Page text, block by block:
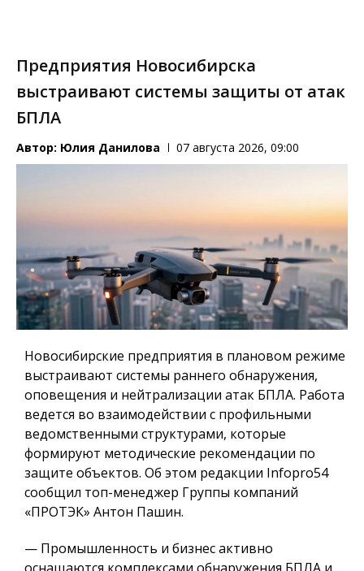
Предприятия Новосибирска
выстраивают системы защиты от атак
БПЛА
Автор: Юлия Данилова 07 августа 2026, 09:00
Новосибирские предприятия в плановом режиме
выстраивают системы раннего обнаружения,
оповещения и нейтрализации атак БПЛА. Работа
ведется во взаимодействии с профильными
ведомственными структурами, которые
формируют методические рекомендации по
защите объектов. Об этом редакции Infopro54
сообщил топ-менеджер Группы компаний
«ПРОТЭК» Антон Пашин.
— Промышленность и бизнес активно